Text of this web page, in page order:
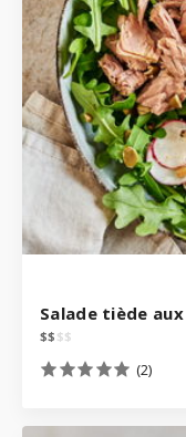
Salade tiède
$$ $$
(2)